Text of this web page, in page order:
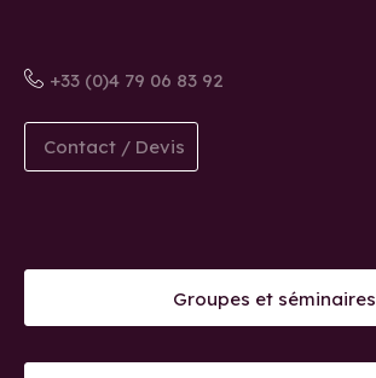
+33 (0)4 79 06 83 92
Contact / Devis
Groupes et séminaires